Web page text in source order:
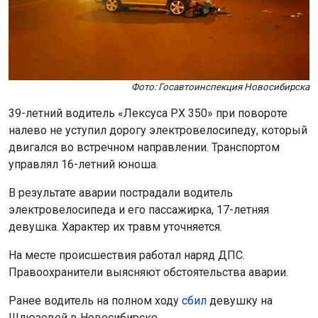
Фото: Госавтоинспекция Новосибирска
39-летний водитель «Лексуса РХ 350» при повороте
налево не уступил дорогу электровелосипеду, который
двигался во встречном направлении. Транспортом
управлял 16-летний юноша.
В результате аварии пострадали водитель
электровелосипеда и его пассажирка, 17-летняя
девушка. Характер их травм уточняется.
На месте происшествия работал наряд ДПС.
Правоохранители выясняют обстоятельства аварии.
Ранее водитель на полном ходу сбил девушку на